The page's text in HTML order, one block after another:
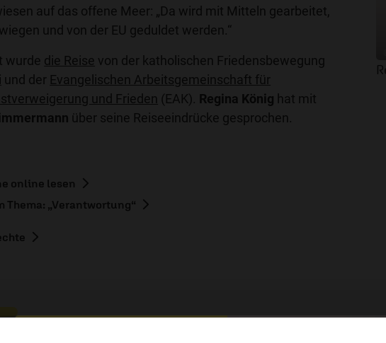
auf das offene Meer: „Da wird mit Mitteln gearbeitet,
und von der EU geduldet werden.“
wurde die Reise von der katholischen Friedensbewegung
und der Evangelischen Arbeitsgemeinschaft für
und Frieden (EAK). Regina König hat mit
über seine Reiseeindrücke gesprochen.
online lesen
Thema: „Verantwortung“